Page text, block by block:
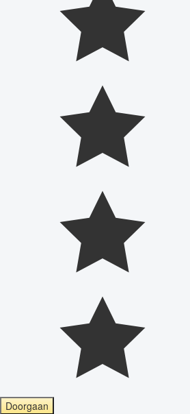
Doorgaan